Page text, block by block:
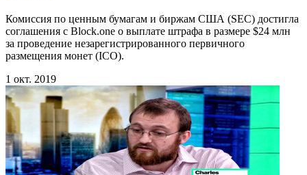
Комиссия по ценным бумагам и биржам США (SEC) достигла
соглашения с Block.one о выплате штрафа в размере $24 млн
за проведение незарегистрированного первичного
размещения монет (ICO).
1 окт. 2019